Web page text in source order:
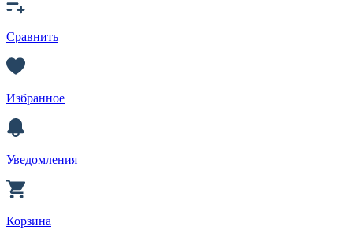
Сравнить
Избранное
Уведомления
Корзина